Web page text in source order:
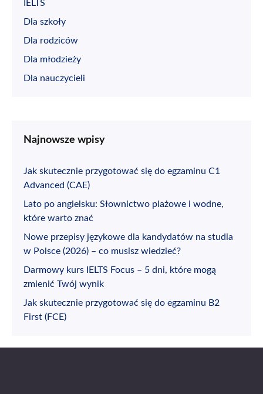
IELTS
Dla szkoły
Dla rodziców
Dla młodzieży
Dla nauczycieli
Najnowsze wpisy
Jak skutecznie przygotować się do egzaminu C1
Advanced (CAE)
Lato po angielsku: Słownictwo plażowe i wodne,
które warto znać
Nowe przepisy językowe dla kandydatów na studia
w Polsce (2026) – co musisz wiedzieć?
Darmowy kurs IELTS Focus – 5 dni, które mogą
zmienić Twój wynik
Jak skutecznie przygotować się do egzaminu B2
First (FCE)